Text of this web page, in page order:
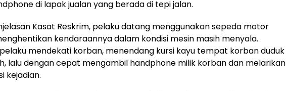
di lapak jualan yang berada di tepi jalan.
Kasat Reskrim, pelaku datang menggunakan sepeda motor
kendaraannya dalam kondisi mesin masih menyala.
mendekati korban, menendang kursi kayu tempat korban duduk
lalu dengan cepat mengambil handphone milik korban dan melarikan
kejadian.